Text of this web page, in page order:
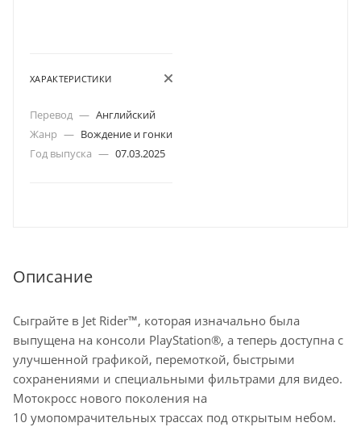
ХАРАКТЕРИСТИКИ
Перевод — Английский
Жанр — Вождение и гонки
Год выпуска — 07.03.2025
Описание
Сыграйте в Jet Rider™, которая изначально была
выпущена на консоли PlayStation®, а теперь доступна с
улучшенной графикой, перемоткой, быстрыми
сохранениями и специальными фильтрами для видео.
Мотокросс нового поколения на
10 умопомрачительных трассах под открытым небом.